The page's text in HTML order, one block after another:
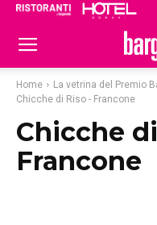
Home
La vetrina del Premio
Chicche di Riso - Francone
Chicche
Francone